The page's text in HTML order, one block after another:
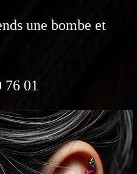
une bombe et
76 01